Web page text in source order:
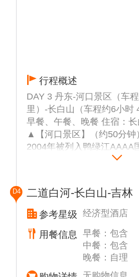
彭德怀、毛岸英、邱少云、
塑像。
▲【安东老街】（游览约0.5
主要参照丹东二十世纪二、
筑形式，复制了一部分标
目里，采用了民国时期主要
街景装饰，是集怀旧观光、
行程概述
DAY 3 丹东-河口景区（车
里）-长白山（车程约6小时
早餐、午餐、晚餐 住宿：长白山/松江河
▲【河口景区】（约50分钟
2004年被列入鸭绿江AAAA
胜区，这里是鸭绿江沿线景
▲【河口农家菜】品尝午餐
▲【虎山长城外观】远观万
点，天然奇景“睡观音”
▲【中朝边界一步跨】（约
近在咫尺，却又远在天涯的
路边界最近的地方。
▲【鸭绿江河口游船】（游
D4 二道白河-长白山-吉林
参考星级 经济型酒店
用餐信息
早餐：包含
中餐：包含
晚餐：自理